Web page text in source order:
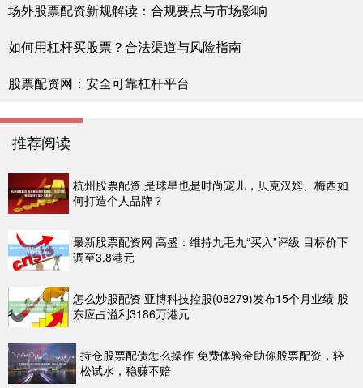
场外股票配资新规解读：合规要点与市场影响
如何用杠杆买股票？合法渠道与风险指南
股票配资网：安全可靠杠杆平台
推荐阅读
杭州股票配资 是球星也是时尚宠儿，贝克汉姆、梅西如
何打造个人品牌？
最新股票配资网 高盛：维持九毛九“买入”评级 目标价下
调至3.8港元
怎么炒股配资 亚博科技控股(08279)发布15个月业绩 股
东应占溢利3186万港元
持仓股票配债怎么操作 免费体验金助你股票配资，轻
松试水，稳赚不赔